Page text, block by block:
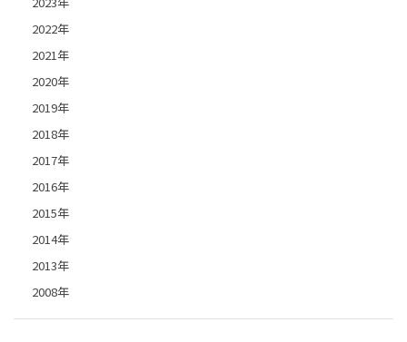
2022年
2021年
2020年
2019年
2018年
2017年
2016年
2015年
2014年
2013年
2008年